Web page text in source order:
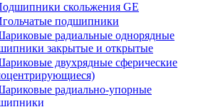
скольжения GE
подшипники
радиальные однорядные
закрытые и открытые
двухрядные сферические
радиально-упорные